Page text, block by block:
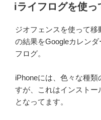
稿
日:
iライフログを使っ
ジオフェンスを使って移
の結果をGoogleカレン
フログ。
iPhoneには、色々な種
すが、これはインストー
となってます。